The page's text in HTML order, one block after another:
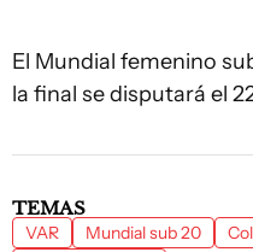
El Mundial femenino
la final se disputará el
TEMAS
VAR Mundial sub 20